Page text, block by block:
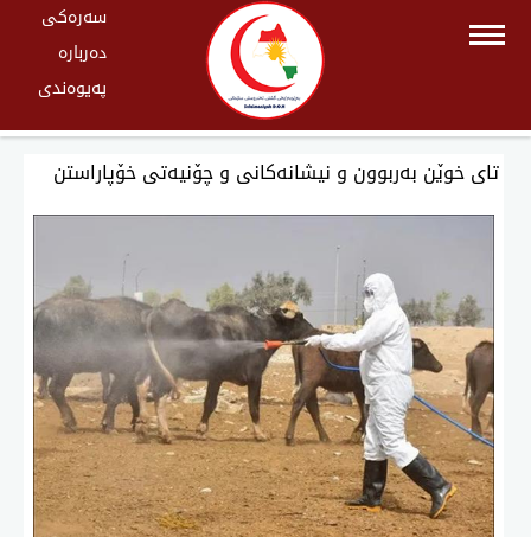
سەرەکی
دەربارە
پەیوەندی
تای خوێن بەربوون و نیشانەكانی و چۆنیەتی خۆپاراستن